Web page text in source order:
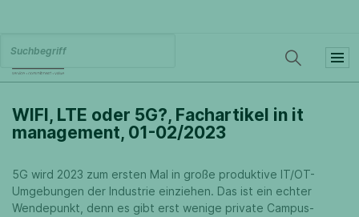
WIFI, LTE oder 5G?, Fachartikel in it
management, 01-02/2023
5G wird 2023 zum ersten Mal in große produktive IT/OT-
Umgebungen der Industrie einziehen. Das ist ein echter
Wendepunkt, denn es gibt erst wenige private Campus-